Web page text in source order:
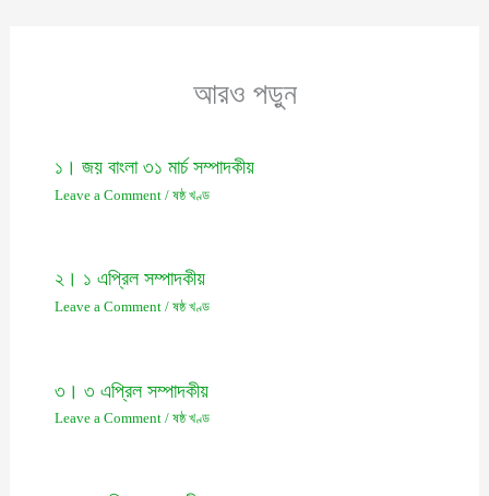
আরও পড়ুন
১। জয় বাংলা ৩১ মার্চ সম্পাদকীয়
Leave a Comment / ষষ্ঠ খণ্ড
২। ১ এপ্রিল সম্পাদকীয়
Leave a Comment / ষষ্ঠ খণ্ড
৩। ৩ এপ্রিল সম্পাদকীয়
Leave a Comment / ষষ্ঠ খণ্ড